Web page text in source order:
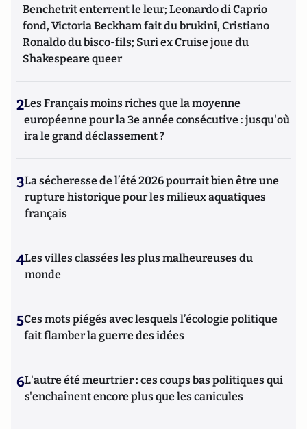
Benchetrit enterrent le leur; Leonardo di Caprio
fond, Victoria Beckham fait du brukini, Cristiano
Ronaldo du bisco-fils; Suri ex Cruise joue du
Shakespeare queer
2Les Français moins riches que la moyenne
européenne pour la 3e année consécutive : jusqu'où
ira le grand déclassement ?
3La sécheresse de l’été 2026 pourrait bien être une
rupture historique pour les milieux aquatiques
français
4Les villes classées les plus malheureuses du
monde
5Ces mots piégés avec lesquels l’écologie politique
fait flamber la guerre des idées
6L'autre été meurtrier : ces coups bas politiques qui
s'enchaînent encore plus que les canicules